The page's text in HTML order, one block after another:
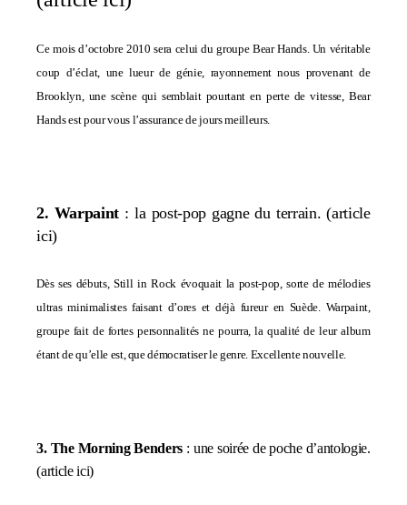
Ce mois d’octobre 2010 sera celui du groupe Bear Hands. Un véritable
coup d’éclat, une lueur de génie, rayonnement nous provenant de
Brooklyn, une scène qui semblait pourtant en perte de vitesse, Bear
Hands est pour vous l’assurance de jours meilleurs.
2. Warpaint : la post-pop gagne du terrain. (article
ici)
Dès ses débuts, Still in Rock évoquait la post-pop, sorte de mélodies
ultras minimalistes faisant d’ores et déjà fureur en Suède. Warpaint,
groupe fait de fortes personnalités ne pourra, la qualité de leur album
étant de qu’elle est, que démocratiser le genre. Excellente nouvelle.
3. The Morning Benders : une soirée de poche d’antologie.
(article ici)